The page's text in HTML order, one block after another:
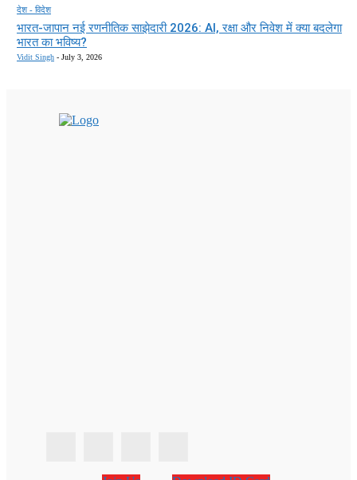
देश - विदेश
भारत-जापान नई रणनीतिक साझेदारी 2026: AI, रक्षा और निवेश में क्या बदलेगा
भारत का भविष्य?
Vidit Singh - July 3, 2026